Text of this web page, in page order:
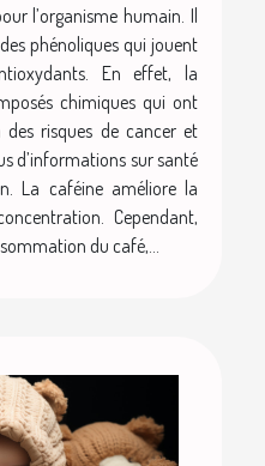
l’organisme humain. Il
phénoliques qui jouent
En effet, la
chimiques qui ont
risques de cancer et
d’informations sur santé
La caféine améliore la
Cependant,
du café,...